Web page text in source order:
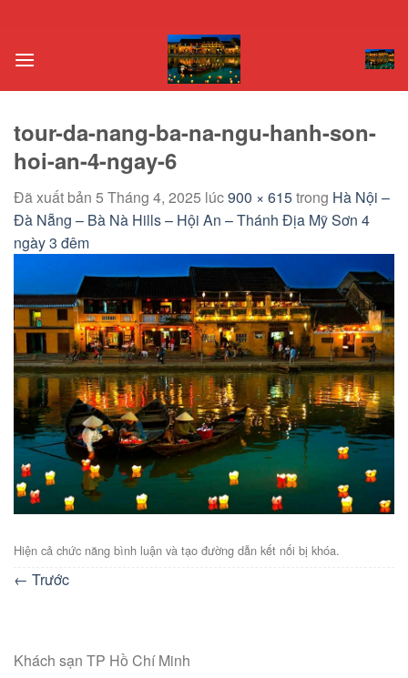
nội
tour-da-nang-ba-na-ngu-hanh-son-
hoi-an-4-ngay-6
Đã xuất bản 5 Tháng 4, 2025 lúc900 × 615trong Hà Nội –
Đà Nẵng – Bà Nà Hills – Hội An – Thánh Địa Mỹ Sơn 4
ngày 3 đêm
Hiện cả chức năng bình luận và tạo đường dẫn kết nối bị khóa.
← Trước
Khách sạn TP Hồ Chí Minh